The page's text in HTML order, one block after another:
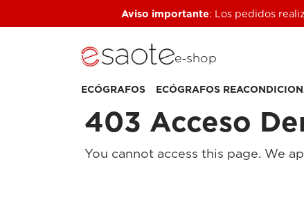
Aviso importante: Los pedidos
e‑shop
ECÓGRAFOS ECÓGRAFOS
403 Acceso
You cannot access this page. We